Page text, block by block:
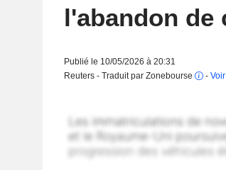
l'abandon de
Publié le 10/05/2026 à 20:31
Reuters - Traduit par Zonebourse
-